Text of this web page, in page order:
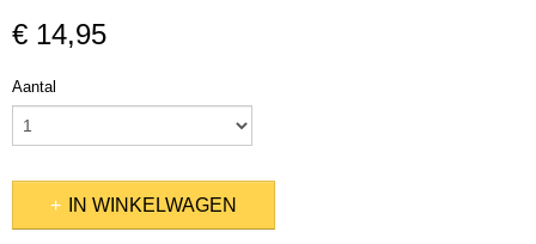
€ 14,95
Aantal
IN WINKELWAGEN